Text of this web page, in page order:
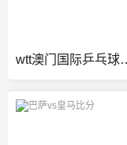
wtt澳门国